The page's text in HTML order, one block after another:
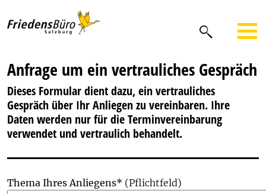
Anfrage um ein vertrauliches Gespräch
Dieses Formular dient dazu, ein vertrauliches
Gespräch über Ihr Anliegen zu vereinbaren. Ihre
Daten werden nur für die Terminvereinbarung
verwendet und vertraulich behandelt.
Thema Ihres Anliegens* (Pflichtfeld)